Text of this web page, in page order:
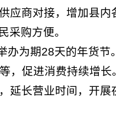
应商对接，增加县
采购方便。
办为期28天的年货
，促进消费持续增长
延长营业时间，开